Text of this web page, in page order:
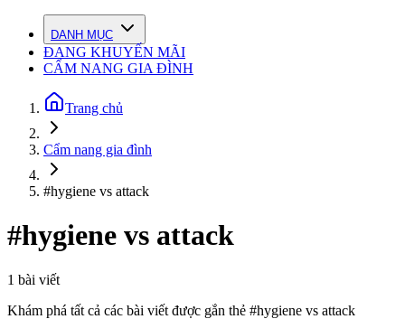
DANH MỤC
ĐANG KHUYẾN MÃI
CẨM NANG GIA ĐÌNH
Trang chủ
Cẩm nang gia đình
#hygiene vs attack
#hygiene vs attack
1 bài viết
Khám phá tất cả các bài viết được gắn thẻ #hygiene vs attack